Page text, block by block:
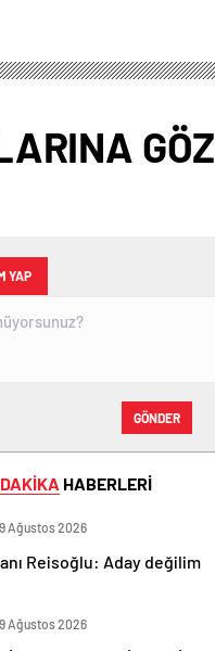
GÖZ
YAP
GÖNDER
HABERLERİ
Ağustos 2026
Reisoğlu: Aday değilim
Ağustos 2026